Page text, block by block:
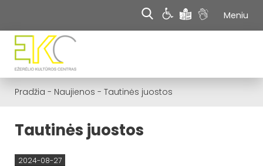
Meniu
Pradžia - Naujienos - Tautinės juostos
Tautinės juostos
2024-08-27